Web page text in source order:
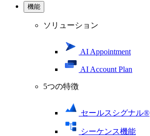
機能
ソリューション
AI Appointment
AI Account Plan
5つの特徴
セールスシグナル®
シーケンス機能